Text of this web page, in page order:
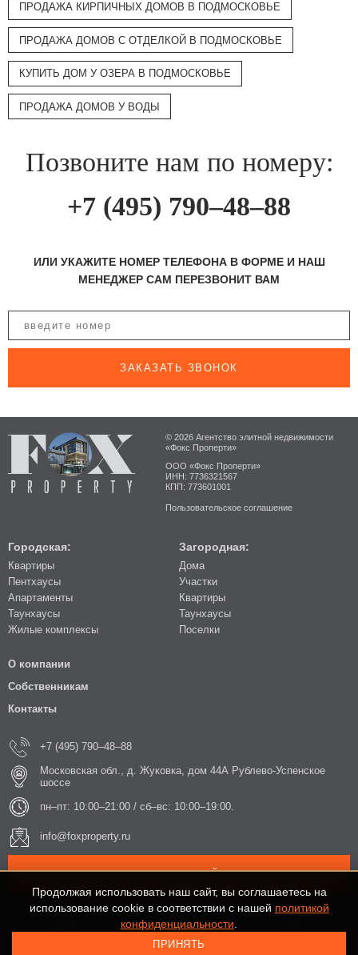
ПРОДАЖА КИРПИЧНЫХ ДОМОВ В ПОДМОСКОВЬЕ
ПРОДАЖА ДОМОВ С ОТДЕЛКОЙ В ПОДМОСКОВЬЕ
КУПИТЬ ДОМ У ОЗЕРА В ПОДМОСКОВЬЕ
ПРОДАЖА ДОМОВ У ВОДЫ
Позвоните нам по номеру:
+7 (495) 790–48–88
ИЛИ УКАЖИТЕ НОМЕР ТЕЛЕФОНА В ФОРМЕ И НАШ
МЕНЕДЖЕР САМ ПЕРЕЗВОНИТ ВАМ
ЗАКАЗАТЬ ЗВОНОК
© 2026 Агентство элитной недвижимости
«Фокс Проперти»
ООО «Фокс Проперти»
ИНН: 7736321567
КПП: 773601001
Пользовательское соглашение
Городская:
Квартиры
Пентхаусы
Апартаменты
Таунхаусы
Жилые комплексы
Загородная:
Дома
Участки
Квартиры
Таунхаусы
Поселки
О компании
Собственникам
Контакты
+7 (495) 790–48–88
Московская обл., д. Жуковка, дом 44А Рублево-Успенское
шоссе
пн–пт: 10:00–21:00 / сб–вс: 10:00–19:00.
info@foxproperty.ru
ЗАКАЗАТЬ ОБРАТНЫЙ ЗВОНОК
Продолжая использовать наш сайт, вы соглашаетесь на
использование cookie в соответствии с нашей политикой
конфиденциальности
ПРИНЯТЬ